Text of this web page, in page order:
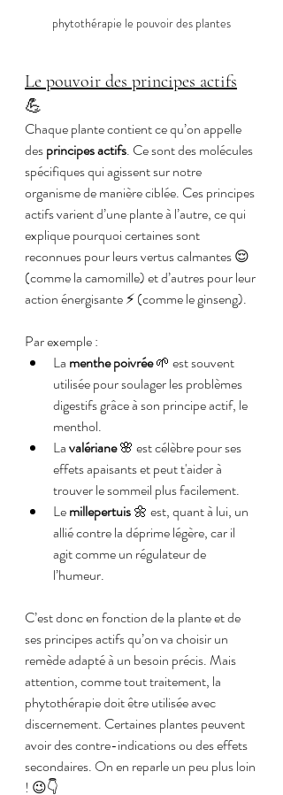
phytothérapie le pouvoir des plantes
Le pouvoir des principes actifs
💪
Chaque plante contient ce qu’on appelle
des principes actifs. Ce sont des molécules
spécifiques qui agissent sur notre
organisme de manière ciblée. Ces principes
actifs varient d’une plante à l’autre, ce qui
explique pourquoi certaines sont
reconnues pour leurs vertus calmantes 😌
(comme la camomille) et d’autres pour leur
action énergisante ⚡ (comme le ginseng).
Par exemple :
La menthe poivrée 🌱 est souvent
utilisée pour soulager les problèmes
digestifs grâce à son principe actif, le
menthol.
La valériane 🌸 est célèbre pour ses
effets apaisants et peut t'aider à
trouver le sommeil plus facilement.
Le millepertuis 🌼 est, quant à lui, un
allié contre la déprime légère, car il
agit comme un régulateur de
l’humeur.
C’est donc en fonction de la plante et de
ses principes actifs qu’on va choisir un
remède adapté à un besoin précis. Mais
attention, comme tout traitement, la
phytothérapie doit être utilisée avec
discernement. Certaines plantes peuvent
avoir des contre-indications ou des effets
secondaires. On en reparle un peu plus loin
! 😉👇